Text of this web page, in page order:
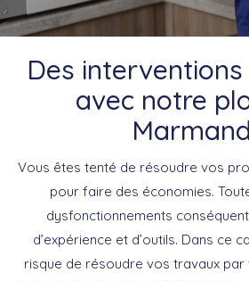
Des
avec notre
Vous êtes tenté de résoudre vos
pour faire des économies.
dysfonctionnements
d’expérience et d’outils. Dans ce
risque de résoudre vos travaux